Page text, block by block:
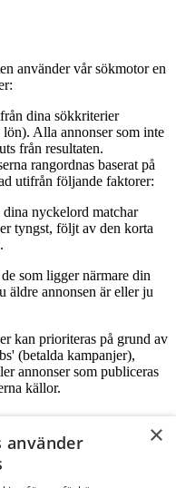
använder vår sökmotor en
dina sökkriterier
Alla annonser som inte
från resultaten.
rangordnas baserat på
utifrån följande faktorer:
nyckelord matchar
tyngst, följt av den korta
som ligger närmare din
äldre annonsen är eller ju
kan prioriteras på grund av
(betalda kampanjer),
annonser som publiceras
källor.
×
använder